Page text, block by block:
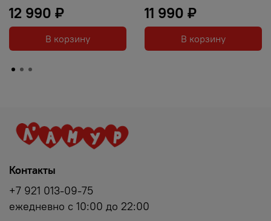
12 990 ₽
В корзину
11 990 ₽
В корзину
Контакты
+7 921 013-09-75
ежедневно с 10:00 до 22:00